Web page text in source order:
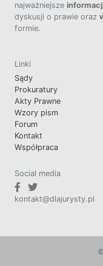
najważniejsze
dyskusji o prawie oraz
formie.
Linki
Sądy
Prokuratury
Akty Prawne
Wzory pism
Forum
Kontakt
Współpraca
Social media
kontakt@dlajurysty.pl